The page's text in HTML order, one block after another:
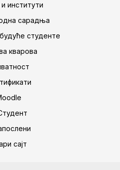
институти
сарадња
студенте
кварова
сајт